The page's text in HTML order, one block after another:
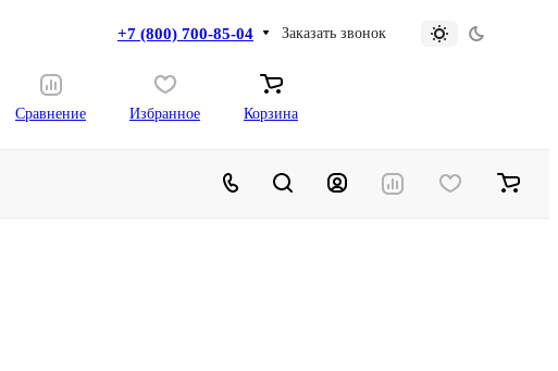
+7 (800) 700-85-04 Заказать звонок
Сравнение Избранное Корзина